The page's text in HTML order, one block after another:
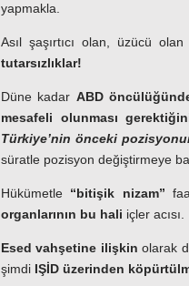
yapmakla.
Asıl şaşırtıcı olan, üzücü olan
tutarsızlıklar!
Düne kadar ABD
mesafeli olunması
Türkiye’nin önceki
süratle pozisyon değiştirmeye
Hükümetle “bitişik nizam”
organlarının bu hali içler acısı.
Esed vahşetine ilişkin olarak
şimdi IŞİD üzerinden